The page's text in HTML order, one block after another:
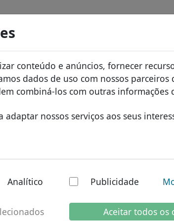
conteúdo e anúncios, fornecer
dados de uso com nossos parceiros
combiná-los com outras informações
nossos serviços aos seus
Analítico Publicidade
Aceitar todos os
domínios
domínios africanos
domínios asiáticos
domínios europeus
domínios norte-
domínios
ID Protect
Hospedagem DNS
WHOIS
Por
.review Pesquisar
TLDs